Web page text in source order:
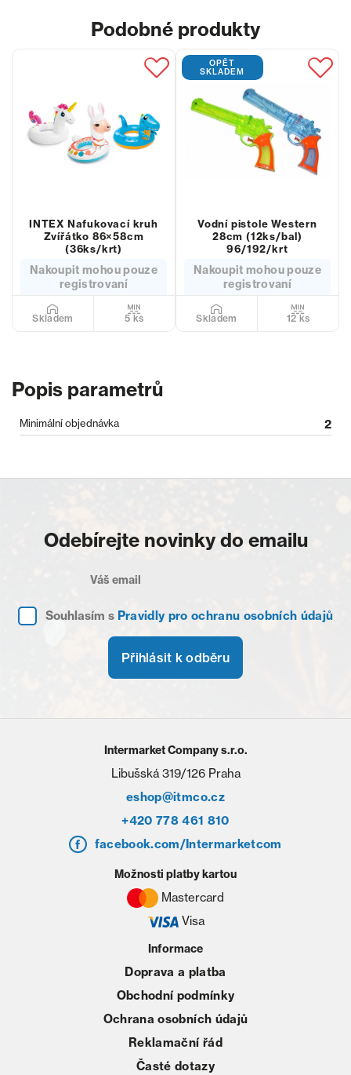
Podobné produkty
INTEX Nafukovací kruh
Zvířátko 86×58cm
(36ks/krt)
Nakoupit mohou pouze
registrovaní
Skladem 5 ks
OPĚT
SKLADEM
Vodní pistole Western
28cm (12ks/bal)
96/192/krt
Nakoupit mohou pouze
registrovaní
Skladem 12 ks
Popis parametrů
Minimální objednávka 2
Odebírejte novinky do emailu
Souhlasím s Pravidly pro ochranu osobních údajů
Přihlásit k odběru
Intermarket Company s.r.o.
Libušská 319/126 Praha
eshop@itmco.cz
+420 778 461 810
facebook.com/Intermarketcom
Informace
Doprava a platba
Obchodní podmínky
Ochrana osobních údajů
Reklamační řád
Časté dotazy
Možnosti platby kartou
Mastercard
Visa